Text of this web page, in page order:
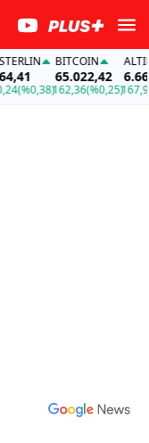
(%0,38)
BITCOIN
65.022,42
162,36(%0,25)
ALTIN
167,96